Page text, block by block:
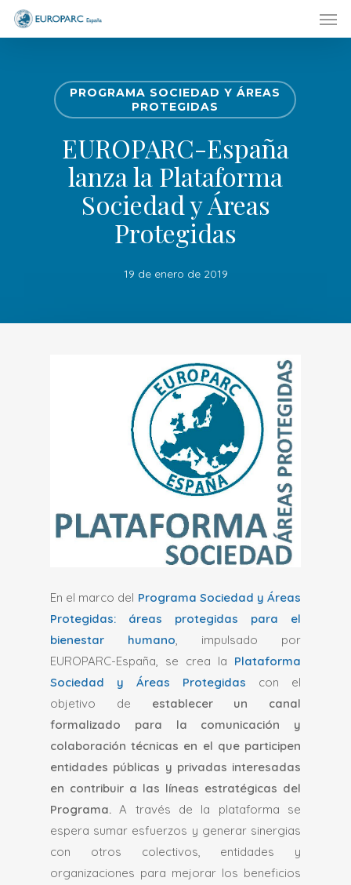
Skip
PROGRAMA SOCIEDAD Y ÁREAS
PROTEGIDAS
EUROPARC-España
lanza la Plataforma
Sociedad y Áreas
Protegidas
19 de enero de 2019
En el marco del Programa Sociedad y Áreas
Protegidas: áreas protegidas para el
bienestar humano , impulsado por
EUROPARC-España, se crea la Plataforma
Sociedad y Áreas Protegidas con el
objetivo de establecer un canal
formalizado para la comunicación y
colaboración técnicas en el que participen
entidades públicas y privadas interesadas
en contribuir a las líneas estratégicas del
Programa.A través de la plataforma se
espera sumar esfuerzos y generar sinergias
con otros colectivos, entidades y
organizaciones para mejorar los beneficios